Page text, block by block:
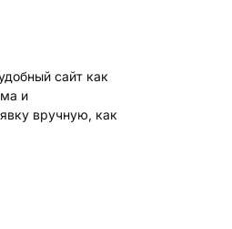
сайт как
и
вручную, как